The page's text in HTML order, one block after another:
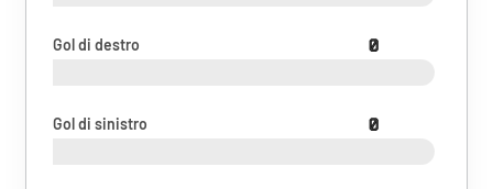
Gol di destro 0
Gol di sinistro 0